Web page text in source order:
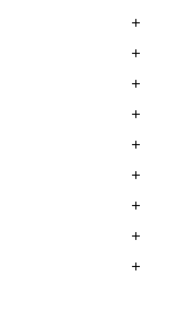








